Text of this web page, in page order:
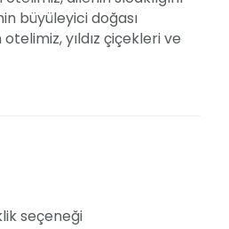
büyüleyici doğası
yıldız çiçekleri ve
Morina Deluxe Hotel bu
yakın konumumuz ile
seçeneği